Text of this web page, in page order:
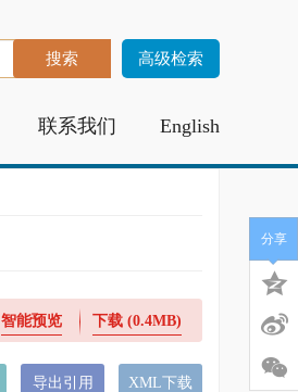
高级检索
联系我们 English
智能预览 下载(0.4MB)
导出引用 XML下载
分享